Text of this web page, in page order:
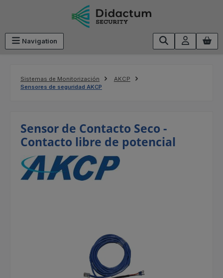
Saltar al contenido principal
Navigation
Sistemas de Monitorización
AKCP
Sensores de seguridad AKCP
Sensor de Contacto Seco -
Contacto libre de potencial